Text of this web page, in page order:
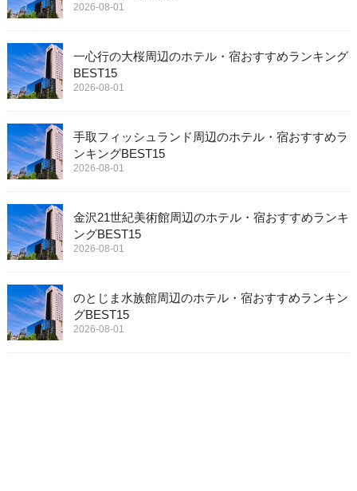
2026-08-01
一心行の大桜周辺のホテル・宿おすすめランキング
BEST15
2026-08-01
手取フィッシュランド周辺のホテル・宿おすすめラ
ンキングBEST15
2026-08-01
金沢21世紀美術館周辺のホテル・宿おすすめランキ
ングBEST15
2026-08-01
のとじま水族館周辺のホテル・宿おすすめランキン
グBEST15
2026-08-01